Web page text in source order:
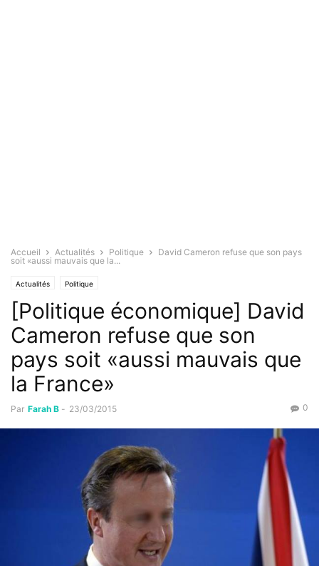
Accueil Actualités Politique
David Cameron refuse que son pays
soit «aussi mauvais que la...
Actualités Politique
[Politique économique] David
Cameron refuse que son
pays soit «aussi mauvais que
la France»
Par Farah B - 23/03/2015 0